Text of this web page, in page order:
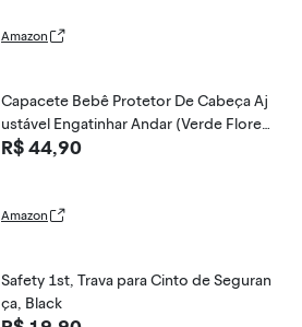
Amazon
Capacete Bebê Protetor De Cabeça Aj
ustável Engatinhar Andar (Verde Florest
a)
R$ 44,90
Amazon
Safety 1st, Trava para Cinto de Seguran
ça, Black